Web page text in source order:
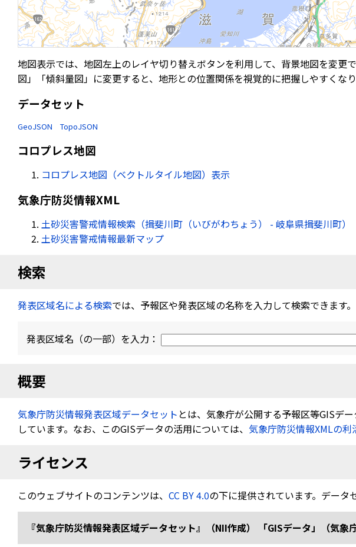
地図表示では、地図左上のレイヤ切り替えボタンを利用して、背景地図を変
図」「傾斜量図」に変更すると、地形との位置関係を視覚的に把握しやすくなり
データセット
GeoJSON TopoJSON
コロプレス地図
コロプレス地図（ベクトルタイル地図）表示
気象庁防災情報XML
土砂災害警戒情報検索（揖斐川町（いびがわちょう） - 岐阜県揖斐川町）
土砂災害警戒情報最新マップ
検索
発表区域名による検索では、予報区や発表区域の名称を入力して検索できます。
発表区域名（の一部）を入力：
概要
気象庁防災情報発表区域データセット とは、気象疔が公開する予報区等GISデ
しています。なお、このGISデータの活用については、 気象庁防災情報XMLの利
ライセンス
このウェブサイトのコンテンツは、 CC BY 4.0の下に提供されています。データ
『気象庁防災情報発表区域データセット』（NII作成） 「GISデータ」（気象